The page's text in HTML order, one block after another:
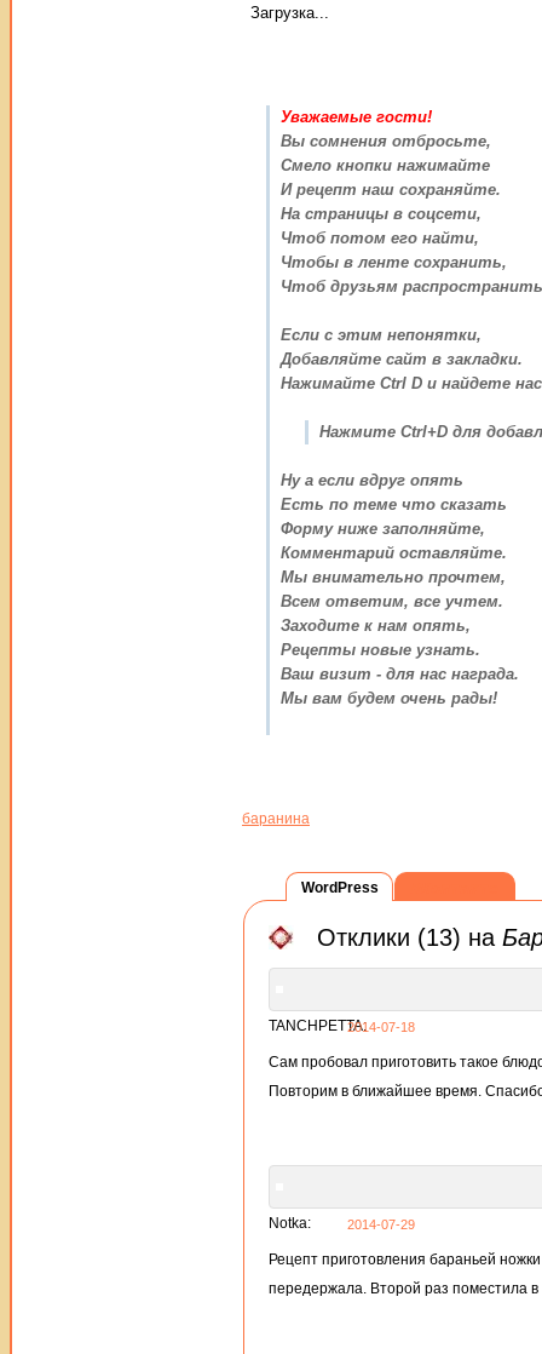
Загрузка...
Уважаемые гости!
Вы сомнения отбросьте,
Смело кнопки нажимайте
И рецепт наш сохраняйте.
На страницы в соцсети,
Чтоб потом его найти,
Чтобы в ленте сохранить,
Чтоб друзьям
Если с этим непонятки,
Добавляйте сайт в закладки.
Нажимайте Ctrl D и найдете
Нажмите Ctrl+D для
Ну а если вдруг опять
Есть по теме что сказать
Форму ниже заполняйте,
Комментарий оставляйте.
Мы внимательно прочтем,
Всем ответим, все учтем.
Заходите к нам опять,
Рецепты новые узнать.
Ваш визит - для нас награда.
Мы вам будем очень рады!
баранина
WordPress
Отклики (13) на
TANCHPETTA:2014-07-18
Сам пробовал приготовить такое
Повторим в ближайшее время.
Notka: 2014-07-29
Рецепт приготовления бараньей
передержала. Второй раз поместила в